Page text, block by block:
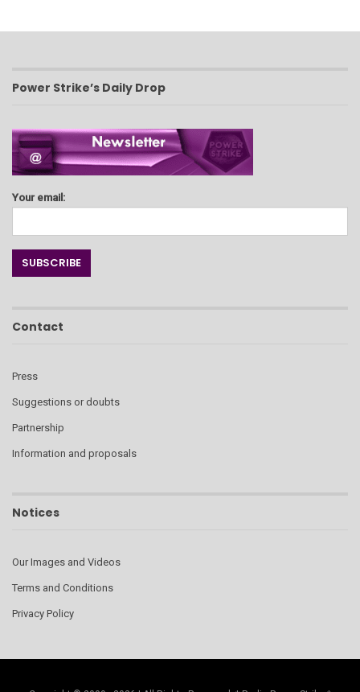
Power Strike’s Daily Drop
Your email:
Contact
Press
Suggestions or doubts
Partnership
Information and proposals
Notices
Our Images and Videos
Terms and Conditions
Privacy Policy